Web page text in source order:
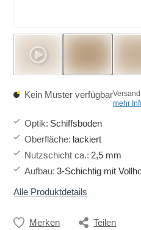
Kein Muster verfügbar
mehr
Optik: Schiffsboden
Oberfläche: lackiert
Nutzschicht ca.: 2,5 mm
Aufbau: 3-Schichtig mit
Alle Produktdetails
Merken Teilen